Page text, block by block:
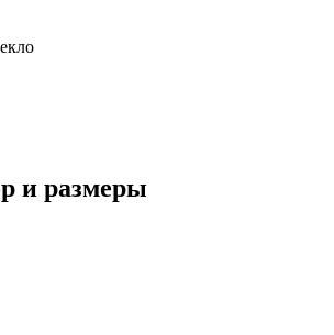
и размеры